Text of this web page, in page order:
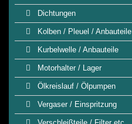
Dichtungen
Kolben / Pleuel / Anbauteile
Kurbelwelle / Anbauteile
Motorhalter / Lager
Ölkreislauf / Ölpumpen
Vergaser / Einspritzung